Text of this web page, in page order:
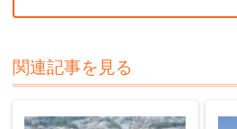
関連記事を見る